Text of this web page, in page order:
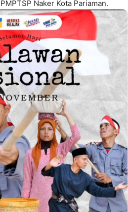
Naker Kota Pariaman.